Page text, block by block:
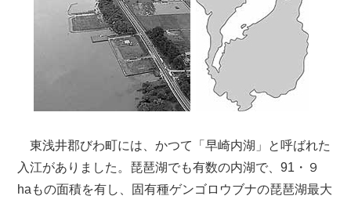
東浅井郡びわ町には、かつて「早崎内湖」と呼ばれた
入江がありました。琵琶湖でも有数の内湖で、91・９
haもの面積を有し、固有種ゲンゴロウブナの琵琶湖最大